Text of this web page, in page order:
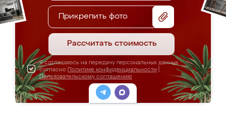
Прикрепить фото
Рассчитать стоимость
Я соглашаюсь на передачу персональных данных
согласно Политике конфиденциальности
Пользовательскому соглашению